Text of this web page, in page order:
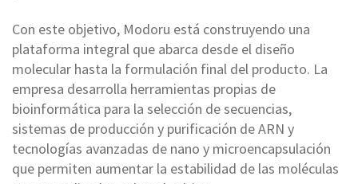
Con este objetivo, Modoru está construyendo una
plataforma integral que abarca desde el diseño
molecular hasta la formulación final del producto. La
empresa desarrolla herramientas propias de
bioinformática para la selección de secuencias,
sistemas de producción y purificación de ARN y
tecnologías avanzadas de nano y microencapsulación
que permiten aumentar la estabilidad de las moléculas